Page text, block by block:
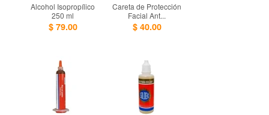
Alcohol Isopropílico
250 ml
$ 79.00
Careta de Protección
Facial Ant...
$ 40.00